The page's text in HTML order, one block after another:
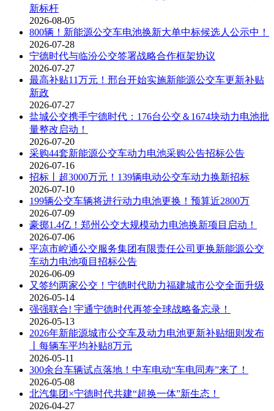
新标杆
2026-08-05
800辆！新能源公交车电池换新大单中标候选人公示中！
2026-07-28
宁德时代与临汾公交签署战略合作框架协议
2026-07-27
最高补贴11万元！邢台开始实施新能源公交车更新补贴
新政
2026-07-27
盐城公交携手宁德时代：176台公交＆1674块动力电池批
量整改启动！
2026-07-20
采购44套新能源公交车动力电池采购公告招标公告
2026-07-16
招标丨超3000万元！139辆电动公交车动力换新招标
2026-07-10
199辆公交车辆将进行动力电池更换！预算近2800万
2026-07-09
豪掷1.4亿！郑州公交大规模动力电池换新项目启动！
2026-07-06
平凉市崆通公交服务集团有限责任公司更换新能源公交
车动力电池项目招标公告
2026-06-09
又签约两家公交！宁德时代助力福建城市公交全面升级
2026-05-14
强强联合! 宇通宁德时代再签全球战略备忘录！
2026-05-13
2026年新能源城市公交车及动力电池更新补贴细则发布
丨每辆车平均补贴8万元
2026-05-11
300余台车辆试点落地！中车电动“车电同寿”来了！
2026-05-08
北汽集团×宁德时代共建“超换一体”新生态！
2026-04-27